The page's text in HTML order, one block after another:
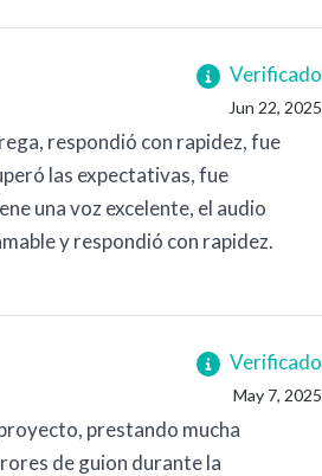
Verificado
Jun 22, 2025
respondió con rapidez, fue
las expectativas, fue
una voz excelente, el audio
y respondió con rapidez.
Verificado
May 7, 2025
prestando mucha
de guion durante la